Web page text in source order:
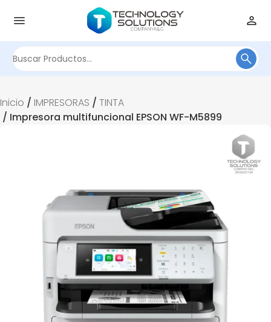
Inicio / IMPRESORAS / TINTA
/ Impresora multifuncional EPSON WF-M5899